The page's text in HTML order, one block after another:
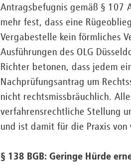
Antragsbefugnis gemäß § 107
mehr fest, dass eine
Vergabestelle kein förmliches
Ausführungen des OLG
Richter betonen, dass jedem
Nachprüfungsantrag um
nicht rechtsmissbräuchlich.
verfahrensrechtliche Stellung
und ist damit für die Praxis
§ 138 BGB: Geringe Hürde